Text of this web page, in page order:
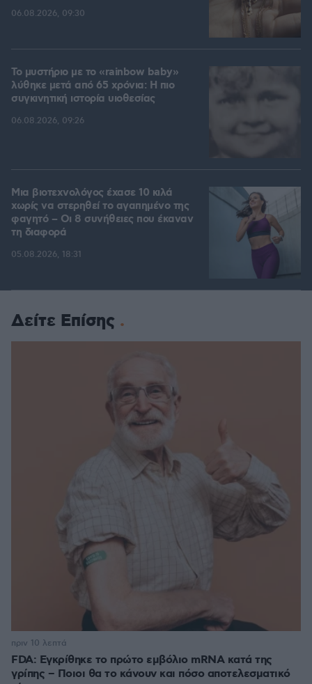
06.08.2026, 09:30
Το μυστήριο με το «rainbow baby»
λύθηκε μετά από 65 χρόνια: Η πιο
συγκινητική ιστορία υιοθεσίας
06.08.2026, 09:26
Μια βιοτεχνολόγος έχασε 10 κιλά
χωρίς να στερηθεί το αγαπημένο της
φαγητό – Οι 8 συνήθειες που έκαναν
τη διαφορά
05.08.2026, 18:31
Δείτε Επίσης
FDA: Εγκρίθηκε το πρώτο εμβόλιο mRNA κατά της
γρίπης – Ποιοι θα το κάνουν και πόσο αποτελεσματικό
πριν 10 λεπτά